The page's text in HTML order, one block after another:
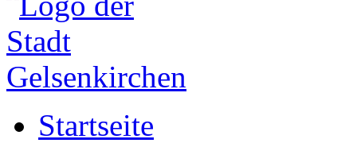
Startseite